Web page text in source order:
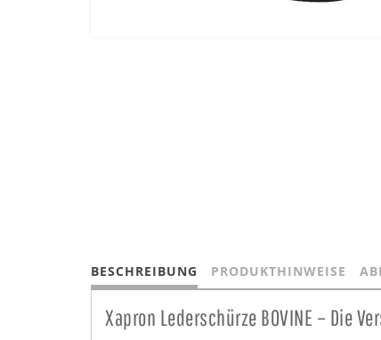
BESCHREIBUNG PRODUKTHINWEISE
Xapron Lederschürze BOVINE – Die